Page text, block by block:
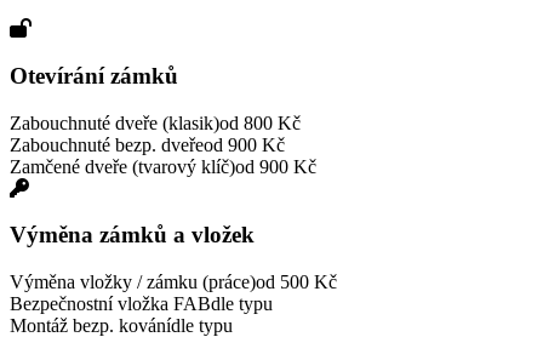
Otevírání zámků
Zabouchnuté dveře (klasik)od 800 Kč
Zabouchnuté bezp. dveřeod 900 Kč
Zamčené dveře (tvarový klíč)od 900 Kč
Výměna zámků a vložek
Výměna vložky / zámku (práce)od 500 Kč
Bezpečnostní vložka FABdle typu
Montáž bezp. kovánídle typu